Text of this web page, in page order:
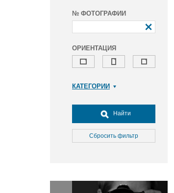
№ ФОТОГРАФИИ
ОРИЕНТАЦИЯ
КАТЕГОРИИ
Досуг, туризм и отдых
Культура
Медицина
Окружающая среда
Найти
Сбросить фильтр